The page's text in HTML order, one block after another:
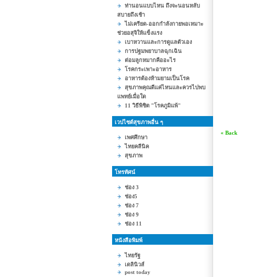
ท่านอนแบบไหน ถึงจะนอนหลับ
สบายถึงเช้า
ไม่เครียด-ออกกำลังกายพอเหมาะ
ช่วยอสุจิให้แข็งแรง
เบาหวานและการดูแลตัวเอง
การปฐมพยาบาลฉุกเฉิน
ต่อมลูกหมากคืออะไร
โรคกระเพาะอาหาร
อาหารต้องห้ามยามเป็นโรค
สุขภาพคุณดีแค่ไหนและควรไปพบ
แพทย์เมื่อใด
11 วิธีพิชิต "โรคภูมิแพ้"
เวปไซต์สุขภาพอื่น ๆ
เพศศึกษา
ไทยคลีนิค
สุขภาพ
โทรทัศน์
ช่อง 3
ช่อง5
ช่อง 7
ช่อง 9
ช่อง 11
หนังสือพิมพ์
ไทยรัฐ
เดลินิวส์
post today
« Back